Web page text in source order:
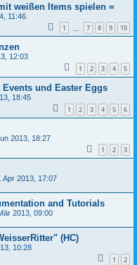
weißen Items spielen =
11:46
1 7 8 9 10
12:03
1 2 3 4 5
und Easter Eggs
18:45
1 2 3 4 5 6
2013, 18:27
1 2 3
Apr 2013, 17:07
and Tutorials
2013, 09:00
(HC)
10:28
1 2